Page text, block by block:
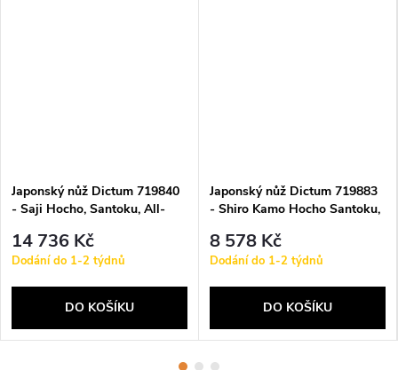
Japonský nůž Dictum 719840
- Saji Hocho, Santoku, All-
14 736 Kč
Dodání do 1-2 týdnů
DO KOŠÍKU
Japonský nůž Dictum 719883
- Shiro Kamo Hocho Santoku,
8 578 Kč
Dodání do 1-2 týdnů
DO KOŠÍKU